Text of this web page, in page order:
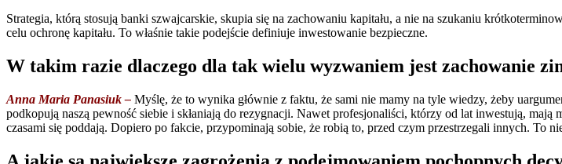
Strategia, którą stosują banki szwajcarskie, skupia się na zachowaniu kapitału, a nie na szukaniu
celu ochronę kapitału. To właśnie takie podejście definiuje inwestowanie bezpieczne.
W takim razie dlaczego dla tak wielu wyzwaniem jest zachowanie
Anna Maria Panasiuk – Myślę, że to wynika głównie z faktu, że sami nie mamy na tyle wiedzy, żeby
podkopują naszą pewność siebie i skłaniają do rezygnacji. Nawet profesjonaliści, którzy od lat inwestują,
czasami się poddają. Dopiero po fakcie, przypominają sobie, że robią to, przed czym przestrzegali innych. To